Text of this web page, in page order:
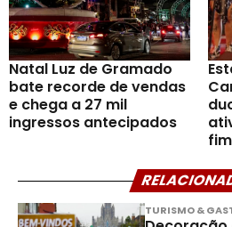
Natal Luz de Gramado
bate recorde de vendas
e chega a 27 mil
ingressos antecipados
TURISMO &